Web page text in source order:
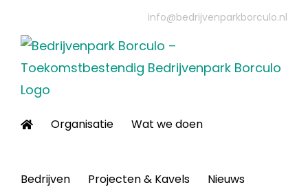
naar
inhoud
info@bedrijvenparkborculo.nl
Organisatie Wat we doen
Bedrijven Projecten & Kavels Nieuws